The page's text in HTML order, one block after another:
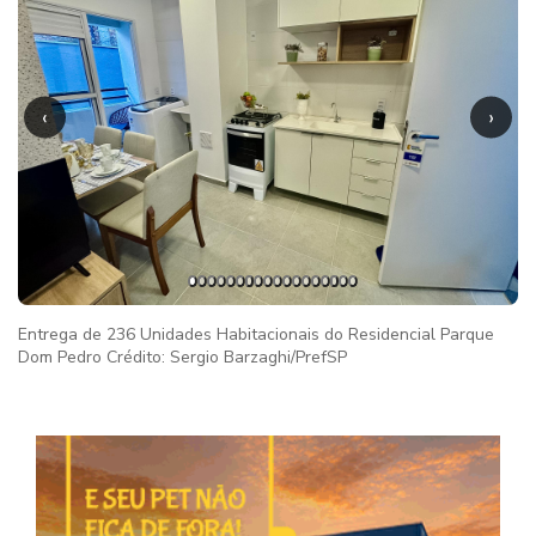
‹ ›
Entrega de 236 Unidades Habitacionais do Residencial Parque
Dom Pedro Crédito: Sergio Barzaghi/PrefSP